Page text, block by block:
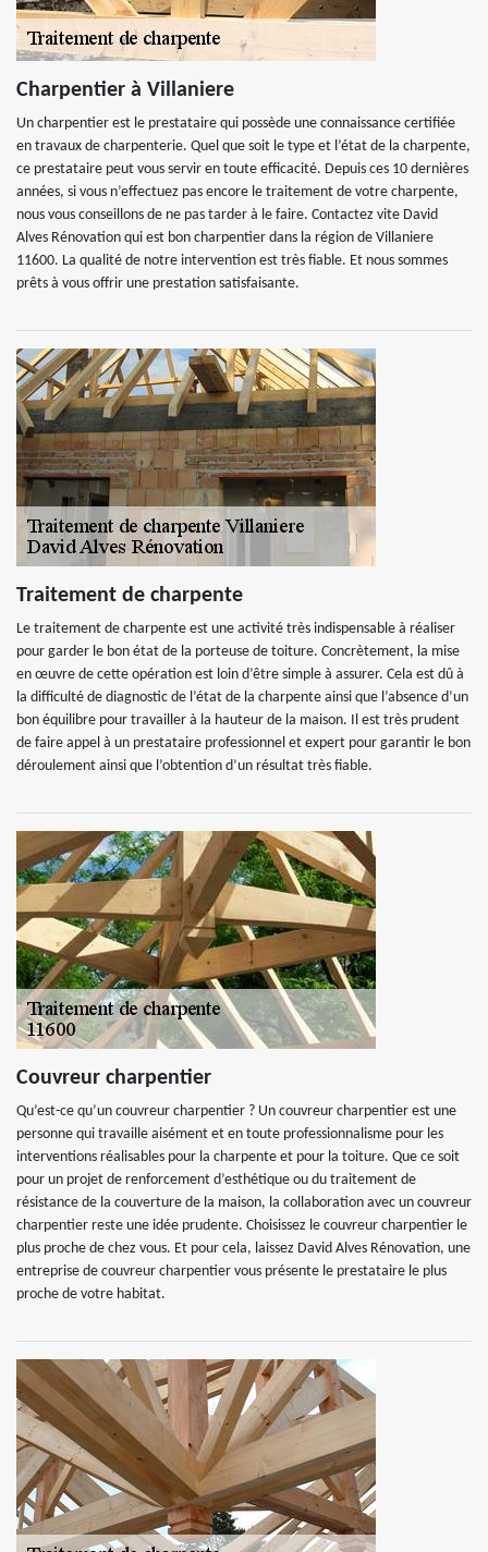
Charpentier à Villaniere
Un charpentier est le prestataire qui possède une connaissance certifiée
en travaux de charpenterie. Quel que soit le type et l’état de la charpente,
ce prestataire peut vous servir en toute efficacité. Depuis ces 10 dernières
années, si vous n’effectuez pas encore le traitement de votre charpente,
nous vous conseillons de ne pas tarder à le faire. Contactez vite David
Alves Rénovation qui est bon charpentier dans la région de Villaniere
11600. La qualité de notre intervention est très fiable. Et nous sommes
prêts à vous offrir une prestation satisfaisante.
Traitement de charpente
Le traitement de charpente est une activité très indispensable à réaliser
pour garder le bon état de la porteuse de toiture. Concrètement, la mise
en œuvre de cette opération est loin d’être simple à assurer. Cela est dû à
la difficulté de diagnostic de l’état de la charpente ainsi que l’absence d’un
bon équilibre pour travailler à la hauteur de la maison. Il est très prudent
de faire appel à un prestataire professionnel et expert pour garantir le bon
déroulement ainsi que l’obtention d’un résultat très fiable.
Couvreur charpentier
Qu’est-ce qu’un couvreur charpentier ? Un couvreur charpentier est une
personne qui travaille aisément et en toute professionnalisme pour les
interventions réalisables pour la charpente et pour la toiture. Que ce soit
pour un projet de renforcement d’esthétique ou du traitement de
résistance de la couverture de la maison, la collaboration avec un couvreur
charpentier reste une idée prudente. Choisissez le couvreur charpentier le
plus proche de chez vous. Et pour cela, laissez David Alves Rénovation, une
entreprise de couvreur charpentier vous présente le prestataire le plus
proche de votre habitat.